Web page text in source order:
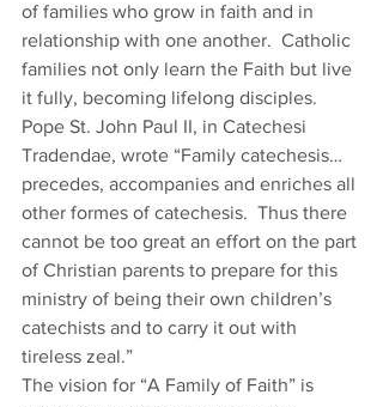
of families who grow in faith and in
relationship with one another.  Catholic
families not only learn the Faith but live
it fully, becoming lifelong disciples.
Pope St. John Paul II, in Catechesi
Tradendae, wrote “Family catechesis…
precedes, accompanies and enriches all
other formes of catechesis.  Thus there
cannot be too great an effort on the part
of Christian parents to prepare for this
ministry of being their own children’s
catechists and to carry it out with
tireless zeal.”
The vision for “A Family of Faith” is